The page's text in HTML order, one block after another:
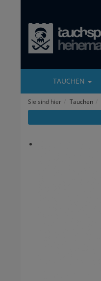
TAUCHEN
Sie sind hier Tauchen